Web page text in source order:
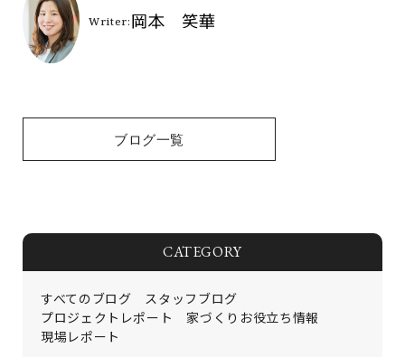
ブログ一覧
CATEGORY
すべてのブログ
スタッフブログ
プロジェクトレポート
家づくりお役立ち情報
現場レポート